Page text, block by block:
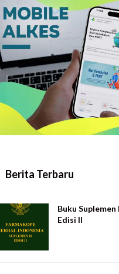
Berita Terbaru
Buku Suplemen
Edisi II